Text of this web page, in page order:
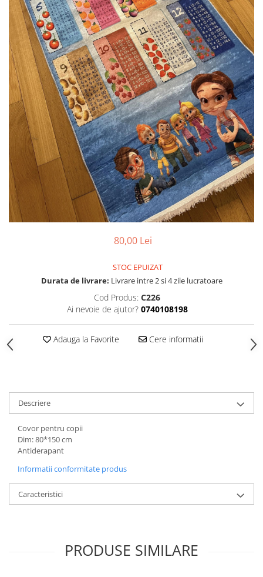
80,00 Lei
STOC EPUIZAT
Durata de livrare: Livrare intre 2 si 4 zile lucratoare
Cod Produs: C226
Ai nevoie de ajutor? 0740108198
Adauga la Favorite Cere informatii
Descriere
Covor pentru copii
Dim: 80*150 cm
Antiderapant
Informatii conformitate produs
Caracteristici
PRODUSE SIMILARE